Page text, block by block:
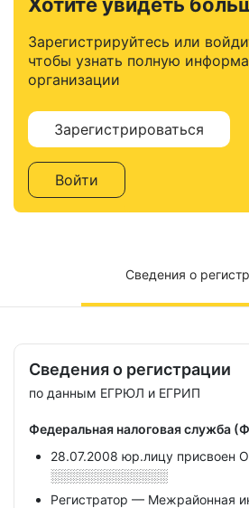
Зарегистрируйтесь или
чтобы узнать полную
организации
Зарегистрироваться
Войти
Сведения о
Сведения о регистрации
по данным ЕГРЮЛ и ЕГРИП
Федеральная налоговая служба
28.07.2008 юр.лицу присвоен
░░░░░░░░░░░░░
Регистратор — Межрайонная